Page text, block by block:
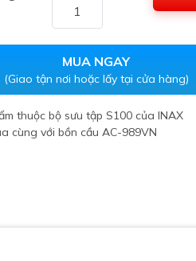
Máy nước
trọ giá rẻ
MUA NGAY
(Giao tận nơi hoặc lấy tại cửa hàng)
thuộc bộ sưu tập S100 của INAX
cùng với bồn cầuAC-989VN